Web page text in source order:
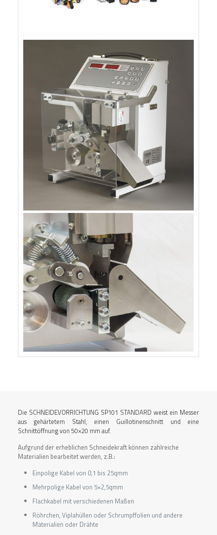
Die SCHNEIDEVORRICHTUNG SP101 STANDARD weist ein Messer
aus gehärtetem Stahl, einen Guillotinenschnitt und eine
Schnittöffnung von 50×20 mm auf.
Aufgrund der erheblichen Schneidekraft können zahlreiche
Materialien bearbeitet werden, z.B.:
Einpolige Kabel von 0,1 bis 25qmm
Mehrpolige Kabel von 5×2,5qmm
Flachkabel mit verschiedenen Maßen
Röhrchen, Viplahüllen oder Schrumpffolien und andere
Materialien oder Drähte